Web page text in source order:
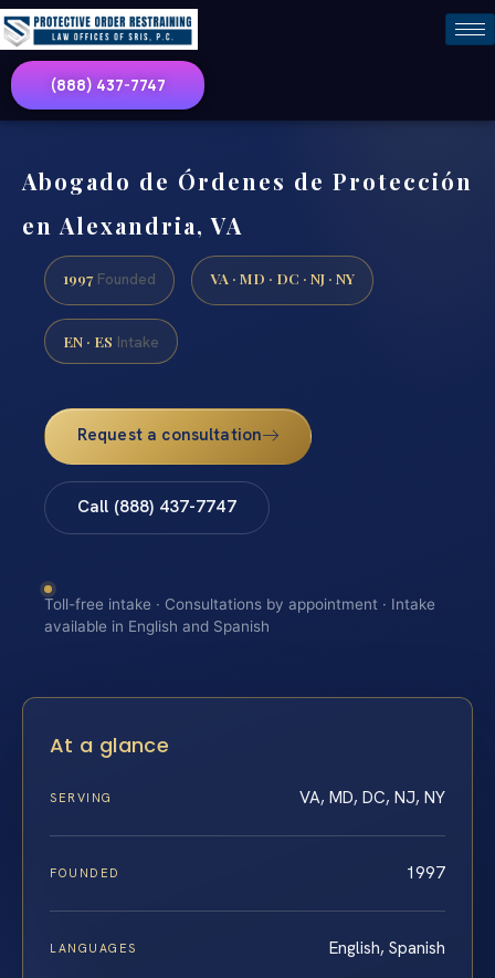
(888) 437-7747
Abogado de Órdenes de Protección
en Alexandria, VA
1997 Founded VA · MD · DC · NJ · NY
EN · ES Intake
Request a consultation
Call (888) 437-7747
Toll-free intake · Consultations by appointment · Intake
available in English and Spanish
At a glance
SERVING VA, MD, DC, NJ, NY
FOUNDED 1997
LANGUAGES English, Spanish